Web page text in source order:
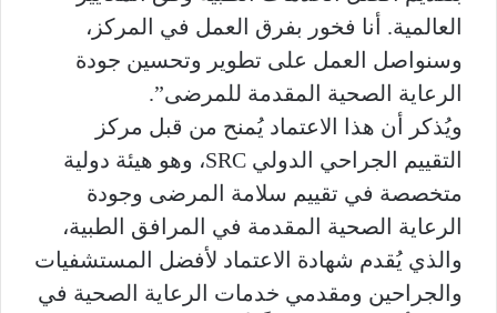
العالمية. أنا فخور بفرق العمل في المركز،
وسنواصل العمل على تطوير وتحسين جودة
الرعاية الصحية المقدمة للمرضى”.
ويُذكر أن هذا الاعتماد يُمنح من قبل مركز
التقييم الجراحي الدولي SRC، وهو هيئة دولية
متخصصة في تقييم سلامة المرضى وجودة
الرعاية الصحية المقدمة في المرافق الطبية،
والذي يُقدم شهادة الاعتماد لأفضل المستشفيات
والجراحين ومقدمي خدمات الرعاية الصحية في